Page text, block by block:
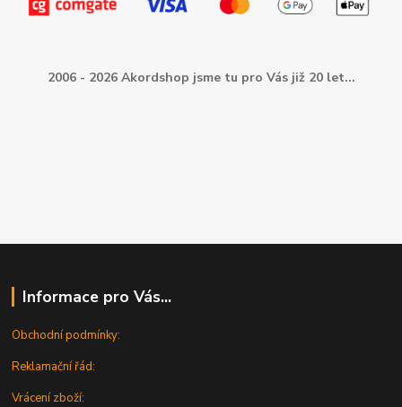
2006 - 2026 Akordshop jsme tu pro Vás již 20 let...
Informace pro Vás...
Obchodní podmínky:
Reklamační řád:
Vrácení zboží: